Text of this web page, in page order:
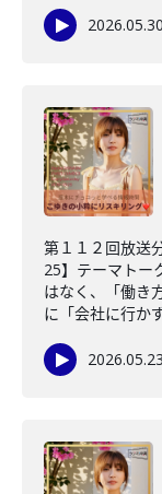
2026.05.30
第１１２回放送
25】テーマトー
はなく、「働き
に「会社に行か
2026.05.23